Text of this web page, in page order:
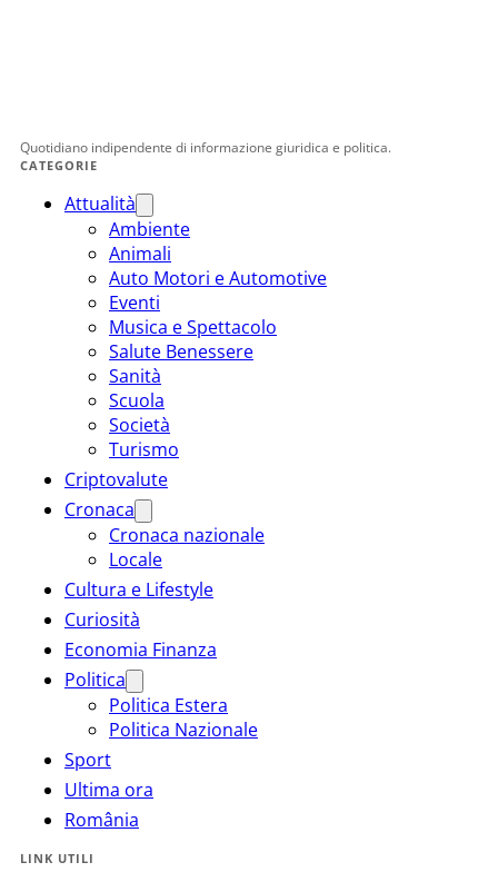
Quotidiano indipendente di informazione giuridica e politica.
CATEGORIE
Attualità
Ambiente
Animali
Auto Motori e Automotive
Eventi
Musica e Spettacolo
Salute Benessere
Sanità
Scuola
Società
Turismo
Criptovalute
Cronaca
Cronaca nazionale
Locale
Cultura e Lifestyle
Curiosità
Economia Finanza
Politica
Politica Estera
Politica Nazionale
Sport
Ultima ora
România
LINK UTILI